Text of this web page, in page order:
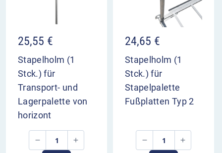
25,55 €
Stapelholm (1
Stck.) für
Transport- und
Lagerpalette von
horizont
24,65 €
Stapelholm (1
Stck.) für
Stapelpalette
Fußplatten Typ 2